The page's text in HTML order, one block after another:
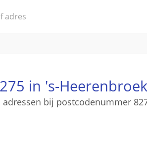
in 's-Heerenbroek
bij postcodenummer